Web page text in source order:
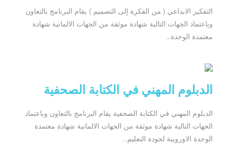
التفكير الابداعي ( من الفكرة إلى التصميم ) يقام البرنامج بالتعاون
وباعتماد الجهات التالية شهادة موثقة من الجهات الالمانية شهادة
معتمدة الوحدة...
الدبلوم المهني في الكتابة الصحفية
الدبلوم المهني في الكتابة الصحفية يقام البرنامج بالتعاون وباعتماد
الجهات التالية شهادة موثقة من الجهات الالمانية شهادة معتمدة
الوحدة الاوروبية لجودة التعليم...